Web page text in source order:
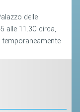
delle
alle 11.30 circa,
temporaneamente
FEDERALE